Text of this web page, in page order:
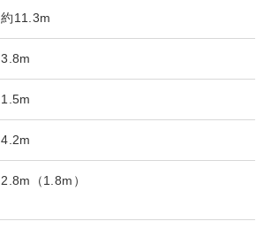
約11.3m
3.8m
1.5m
4.2m
2.8m（1.8m）